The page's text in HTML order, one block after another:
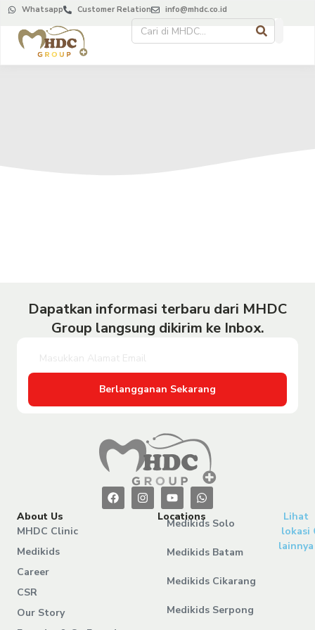
Whatsapp Customer Relation info@mhdc.co.id
Dapatkan informasi terbaru dari MHDC
Group langsung dikirim ke Inbox.
Berlangganan Sekarang
About Us
MHDC Clinic
Medikids
Career
CSR
Our Story
Locations
Medikids Solo
Medikids Batam
Medikids Cikarang
Medikids Serpong
Lihat
lokasi
lainnya